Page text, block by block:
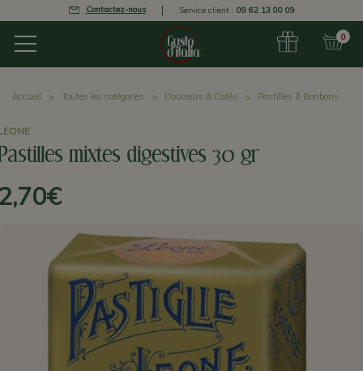
Contactez-nous Service client : 09 62 13 00 09
0
Accueil Toutes les catégories Douceurs & Cafés Pastilles & Bonbons
mixtes digestives 30 gr